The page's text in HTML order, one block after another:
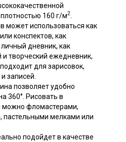
160 г/м2
может использоваться как
конспектов, как
дневник, как
творческий ежедневник,
для зарисовок,
записей.
позволяет удобно
360°. Рисовать в
можно фломастерами,
мелками или
подойдет в качестве